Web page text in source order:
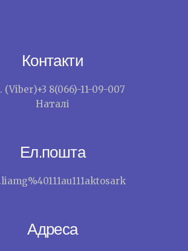
Контакти
(Viber)+3 8(066)-11-09-007
Наталі
Ел.пошта
Адреса